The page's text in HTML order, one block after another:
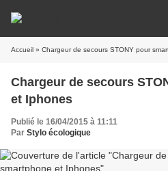
Accueil » Chargeur de secours STONY pour
Chargeur de secours
et Iphones
Publié le 16/04/2015 à 11:11
Par Stylo écologique